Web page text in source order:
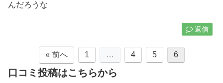
んだろうな
返信
« 前へ 1 … 4 5 6
口コミ投稿はこちらから